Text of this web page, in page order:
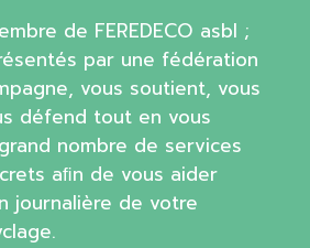
de FEREDECO asbl ;
par une fédération
vous soutient, vous
défend tout en vous
nombre de services
aﬁn de vous aider
journalière de votre